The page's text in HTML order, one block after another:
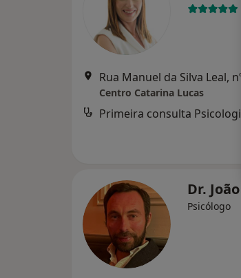
Rua Manuel da Silva Leal,
Centro Catarina Lucas
Primeira consulta
Dr.
Psicólogo